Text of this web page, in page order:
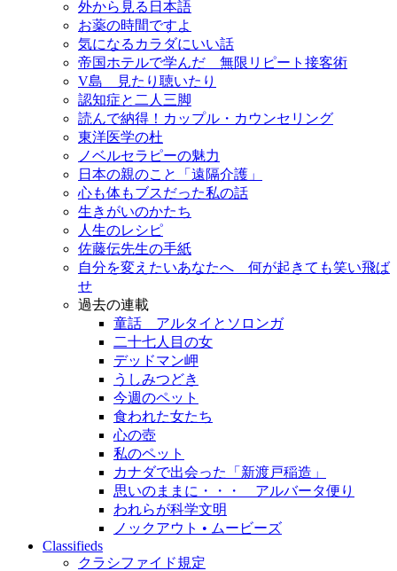
外から見る日本語
お薬の時間ですよ
気になるカラダにいい話
帝国ホテルで学んだ 無限リピート接客術
V島 見たり聴いたり
認知症と二人三脚
読んで納得！カップル・カウンセリング
東洋医学の杜
ノベルセラピーの魅力
日本の親のこと「遠隔介護」
心も体もブスだった私の話
生きがいのかたち
人生のレシピ
佐藤伝先生の手紙
自分を変えたいあなたへ 何が起きても笑い飛ば
せ
過去の連載
童話 アルタイとソロンガ
二十七人目の女
デッドマン岬
うしみつどき
今週のペット
食われた女たち
心の壺
私のペット
カナダで出会った「新渡戸稲造」
思いのままに・・・ アルバータ便り
われらが科学文明
ノックアウト • ムービーズ
Classifieds
クラシファイド規定